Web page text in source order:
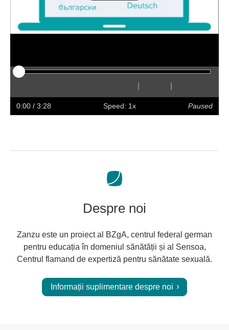
Hide
captions
FasterSlower
full
screen
0:00 / 3:28 Speed: 1x Paused
Despre noi
Zanzu este un proiect al BZgA, centrul federal german
pentru educația în domeniul sănătății și al Sensoa,
Centrul flamand de expertiză pentru sănătate sexuală.
Informații suplimentare despre noi